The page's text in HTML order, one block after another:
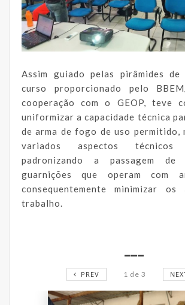
Assim guiado pelas pirâmides de
curso proporcionado pelo
cooperação com o GEOP, teve
uniformizar a capacidade técnica
de arma de fogo de uso permitido,
variados aspectos
padronizando a passagem de
guarnições que operam com
consequentemente minimizar os
trabalho.
PREV 1 de 3